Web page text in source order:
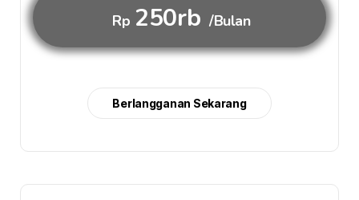
Rp 250rb /Bulan
Berlangganan Sekarang